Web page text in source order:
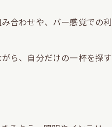
合わせや、バー感覚での利
ら、自分だけの一杯を探す